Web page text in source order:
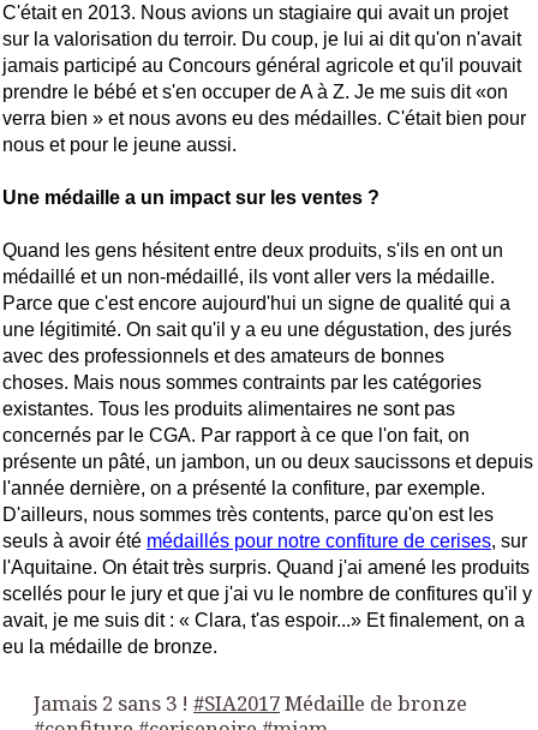
C'était en 2013. Nous avions un stagiaire qui avait un projet
sur la valorisation du terroir. Du coup, je lui ai dit qu'on n'avait
jamais participé au Concours général agricole et qu'il pouvait
prendre le bébé et s'en occuper de A à Z. Je me suis dit «on
verra bien » et nous avons eu des médailles. C'était bien pour
nous et pour le jeune aussi.
Une médaille a un impact sur les ventes ?
Quand les gens hésitent entre deux produits, s'ils en ont un
médaillé et un non-médaillé, ils vont aller vers la médaille.
Parce que c'est encore aujourd'hui un signe de qualité qui a
une légitimité. On sait qu'il y a eu une dégustation, des jurés
avec des professionnels et des amateurs de bonnes
choses. Mais nous sommes contraints par les catégories
existantes. Tous les produits alimentaires ne sont pas
concernés par le CGA. Par rapport à ce que l'on fait, on
présente un pâté, un jambon, un ou deux saucissons et depuis
l'année dernière, on a présenté la confiture, par exemple.
D'ailleurs, nous sommes très contents, parce qu'on est les
seuls à avoir été médaillés pour notre confiture de cerises, sur
l'Aquitaine. On était très surpris. Quand j'ai amené les produits
scellés pour le jury et que j'ai vu le nombre de confitures qu'il y
avait, je me suis dit : « Clara, t'as espoir...» Et finalement, on a
eu la médaille de bronze.
Jamais 2 sans 3 !#SIA2017Médaille de bronze